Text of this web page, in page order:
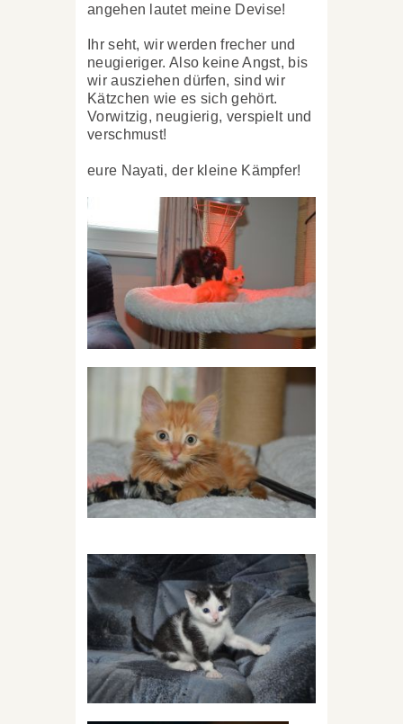
angehen lautet meine Devise!
Ihr seht, wir werden frecher und
neugieriger. Also keine Angst, bis
wir ausziehen dürfen, sind wir
Kätzchen wie es sich gehört.
Vorwitzig, neugierig, verspielt und
verschmust!
eure Nayati, der kleine Kämpfer!